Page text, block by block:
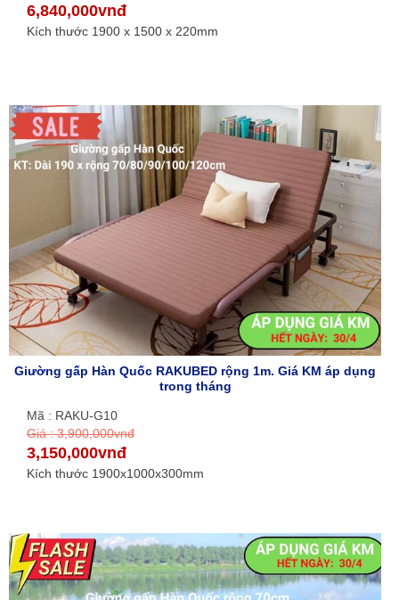
6,840,000vnđ
Kích thước 1900 x 1500 x 220mm
Giường gấp Hàn Quốc RAKUBED rộng 1m. Giá KM áp dụng
trong tháng
Mã : RAKU-G10
Giá : 3,900,000vnđ
3,150,000vnđ
Kích thước 1900x1000x300mm